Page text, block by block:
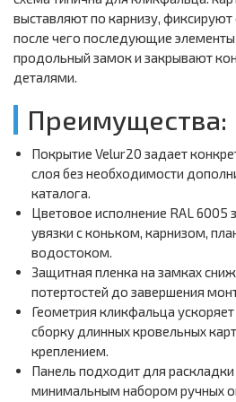
выставляют по карнизу,
после чего последующие
продольный замок и закрывают
деталями.
Преимущества:
Покрытие Velur20 задает
слоя без необходимости
каталога.
Цветовое исполнение RAL 6005
увязки с коньком, карнизом,
водостоком.
Защитная пленка на замках
потертостей до завершения
Геометрия кликфальца
сборку длинных кровельных
креплением.
Панель подходит для раскладки
минимальным набором ручных